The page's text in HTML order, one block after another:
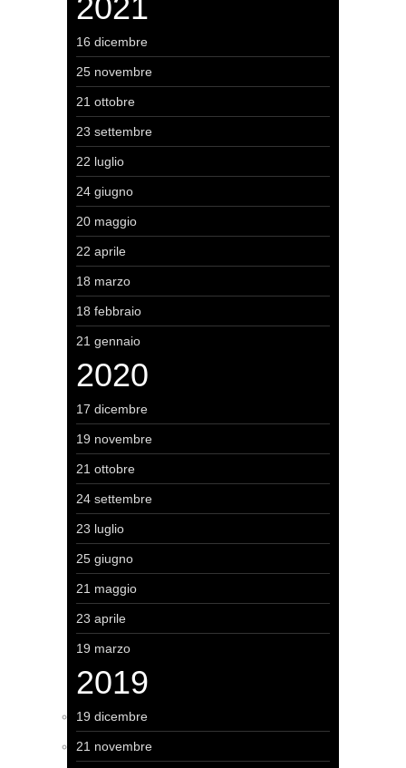
2021
16 dicembre
25 novembre
21 ottobre
23 settembre
22 luglio
24 giugno
20 maggio
22 aprile
18 marzo
18 febbraio
21 gennaio
2020
17 dicembre
19 novembre
21 ottobre
24 settembre
23 luglio
25 giugno
21 maggio
23 aprile
19 marzo
2019
19 dicembre
21 novembre